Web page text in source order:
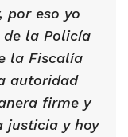
por eso yo
la Policía
la Fiscalía
autoridad
firme y
justicia y hoy